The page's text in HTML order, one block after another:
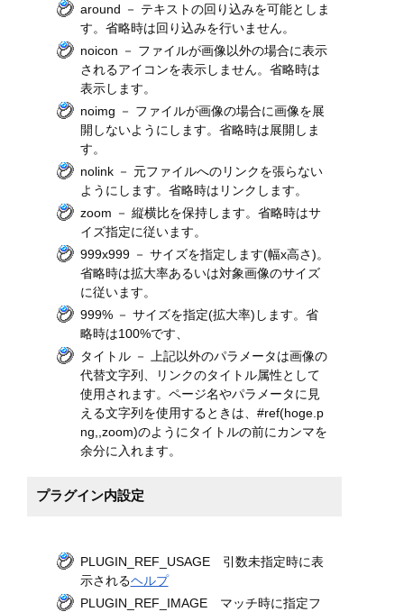
around － テキストの回り込みを可能としま
す。省略時は回り込みを行いません。
noicon － ファイルが画像以外の場合に表示
されるアイコンを表示しません。省略時は
表示します。
noimg － ファイルが画像の場合に画像を展
開しないようにします。省略時は展開しま
す。
nolink － 元ファイルへのリンクを張らない
ようにします。省略時はリンクします。
zoom － 縦横比を保持します。省略時はサ
イズ指定に従います。
999x999 － サイズを指定します(幅x高さ)。
省略時は拡大率あるいは対象画像のサイズ
に従います。
999% － サイズを指定(拡大率)します。省
略時は100%です、
タイトル － 上記以外のパラメータは画像の
代替文字列、リンクのタイトル属性として
使用されます。ページ名やパラメータに見
える文字列を使用するときは、#ref(hoge.p
ng,,zoom)のようにタイトルの前にカンマを
余分に入れます。
プラグイン内設定
PLUGIN_REF_USAGE 引数未指定時に表
示されるヘルプ
PLUGIN_REF_IMAGE マッチ時に指定フ